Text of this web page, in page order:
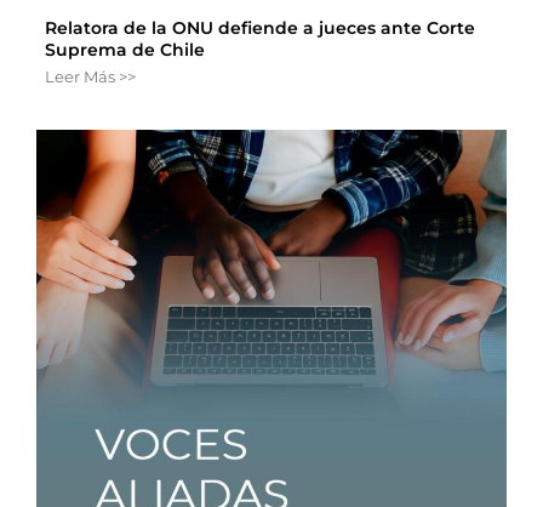
Relatora de la ONU defiende a jueces ante Corte
Suprema de Chile
Leer Más >>